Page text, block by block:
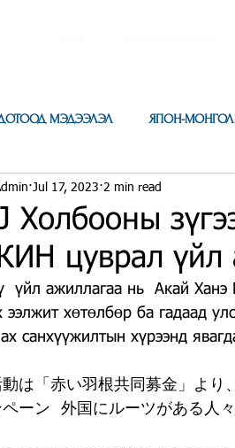
МЭДЭЭЛЭЛ ЯПОН-
Холбооны
цуврал үйл
Jul 17, 2023 2 min read
үйл ажиллагаа нь  Акай
ээлжит хөтөлбөр ба гадаад
санхүүжилтын хүрээнд
動は「赤い羽根共同募金」よ
ペーン  外国にルーツがある人